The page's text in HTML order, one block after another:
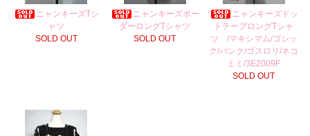
ニャンキーズTシ
ャツ
SOLD OUT
ニャンキーズボー
ダーロングTシャツ
SOLD OUT
ニャンキーズドッ
トテープロングTシャ
ツ /マキシマム/ゴシッ
ク/パンク/ゴスロリ/ネコ
ミミ/3E2009F
SOLD OUT